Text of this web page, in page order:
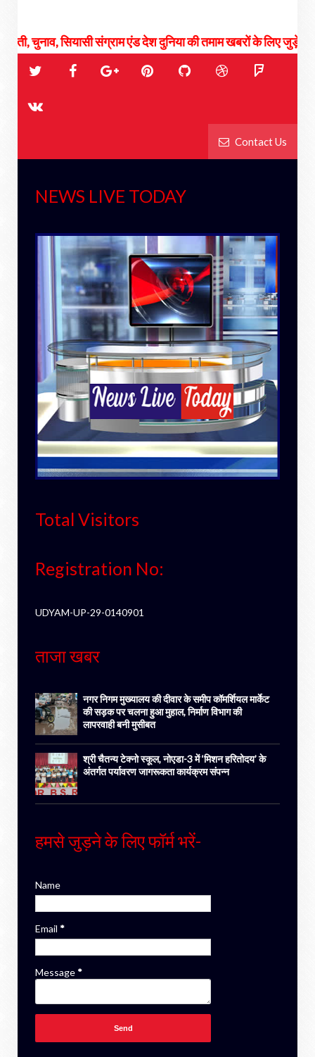
सियासी संग्राम एंड देश दुनिया की तमाम खबरों के लिए जुड़े रहिये हमसे...
Contact Us
NEWS LIVE TODAY
Total Visitors
Registration No:
UDYAM-UP-29-0140901
ताजा खबर
नगर निगम मुख्यालय की दीवार के समीप कॉमर्शियल मार्केट
की सड़क पर चलना हुआ मुहाल, निर्माण विभाग की
लापरवाही बनी मुसीबत
श्री चैतन्य टेक्नो स्कूल, नोएडा-3 में ‘मिशन हरितोदय’ के
अंतर्गत पर्यावरण जागरूकता कार्यक्रम संपन्न
हमसे जुड़ने के लिए फॉर्म भरें-
Name
Email *
Message *